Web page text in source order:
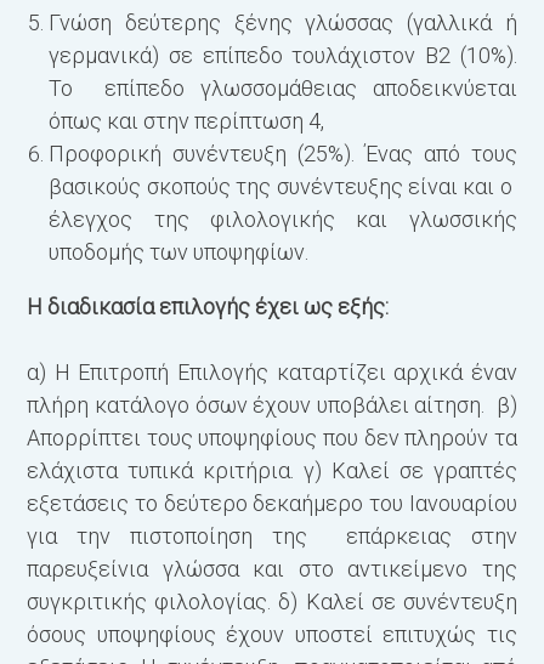
Γνώση δεύτερης ξένης γλώσσας (γαλλικά ή
γερμανικά) σε επίπεδο τουλάχιστον Β2 (10%).
Το επίπεδο γλωσσομάθειας αποδεικνύεται
όπως και στην περίπτωση 4,
Προφορική συνέντευξη (25%). Ένας από τους
βασικούς σκοπούς της συνέντευξης είναι και ο
έλεγχος της φιλολογικής και γλωσσικής
υποδομής των υποψηφίων.
Η διαδικασία επιλογής έχει ως εξής:
α) Η Επιτροπή Επιλογής καταρτίζει αρχικά έναν
πλήρη κατάλογο όσων έχουν υποβάλει αίτηση. β)
Απορρίπτει τους υποψηφίους που δεν πληρούν τα
ελάχιστα τυπικά κριτήρια. γ) Καλεί σε γραπτές
εξετάσεις το δεύτερο δεκαήμερο του Ιανουαρίου
για την πιστοποίηση της επάρκειας στην
παρευξείνια γλώσσα και στο αντικείμενο της
συγκριτικής φιλολογίας. δ) Καλεί σε συνέντευξη
όσους υποψηφίους έχουν υποστεί επιτυχώς τις